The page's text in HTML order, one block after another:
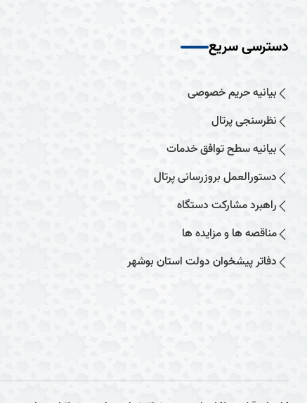
دسترسی سریع
بیانیه حریم خصوصی
نظرسنجی پرتال
بیانیه سطح توافق خدمات
دستورالعمل بروزرسانی پرتال
راهبرد مشارکت دستگاه
مناقصه ها و مزایده ها
دفاتر پیشخوان دولت استان بوشهر